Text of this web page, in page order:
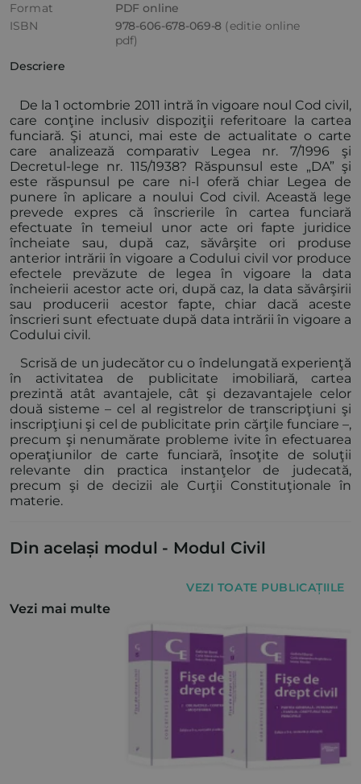
Format
PDF online
ISBN
978-606-678-069-8 (editie online
pdf)
Descriere
De la 1 octombrie 2011 intră în vigoare noul Cod civil,
care conţine inclusiv dispoziţii referitoare la cartea
funciară. Şi atunci, mai este de actualitate o carte
care analizează comparativ Legea nr. 7/1996 şi
Decretul-lege nr. 115/1938? Răspunsul este „DA” şi
este răspunsul pe care ni-l oferă chiar Legea de
punere în aplicare a noului Cod civil. Această lege
prevede expres că înscrierile în cartea funciară
efectuate în temeiul unor acte ori fapte juridice
încheiate sau, după caz, săvârşite ori produse
anterior intrării în vigoare a Codului civil vor produce
efectele prevăzute de legea în vigoare la data
încheierii acestor acte ori, după caz, la data săvârşirii
sau producerii acestor fapte, chiar dacă aceste
înscrieri sunt efectuate după data intrării în vigoare a
Codului civil.
Scrisă de un judecător cu o îndelungată experienţă
în activitatea de publicitate imobiliară, cartea
prezintă atât avantajele, cât şi dezavantajele celor
două sisteme – cel al registrelor de transcripţiuni şi
inscripţiuni şi cel de publicitate prin cărţile funciare –,
precum şi nenumărate probleme ivite în efectuarea
operaţiunilor de carte funciară, însoţite de soluţii
relevante din practica instanţelor de judecată,
precum şi de decizii ale Curţii Constituţionale în
materie.
Din același modul - Modul Civil
VEZI TOATE PUBLICAȚIILE
Vezi mai multe